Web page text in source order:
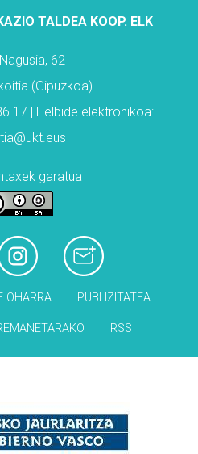
TALDEA KOOP. ELK
62
(Gipuzkoa)
17 | Helbide elektronikoa:
garatua
OHARRA PUBLIZITATEA
RSS